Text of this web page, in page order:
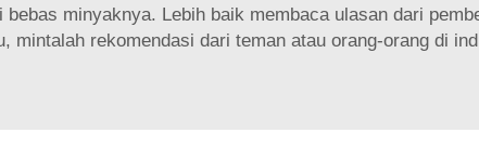
bebas minyaknya. Lebih baik membaca ulasan dari
mintalah rekomendasi dari teman atau orang-orang di